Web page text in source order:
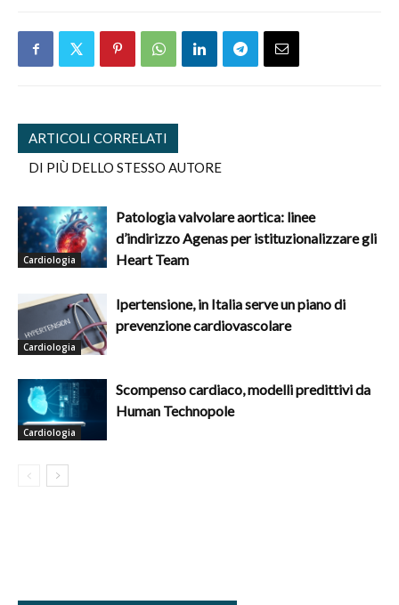
ARTICOLI CORRELATI
DI PIÙ DELLO STESSO AUTORE
Cardiologia
Patologia valvolare aortica: linee
d’indirizzo Agenas per istituzionalizzare gli
Heart Team
Cardiologia
Ipertensione, in Italia serve un piano di
prevenzione cardiovascolare
Cardiologia
Scompenso cardiaco, modelli predittivi da
Human Technopole